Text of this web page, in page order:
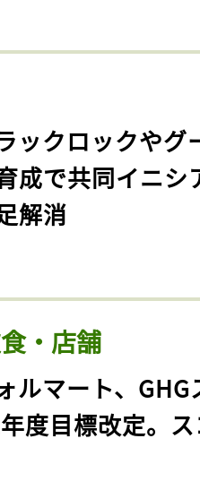
ックロックやグ
成で共同イニシ
解消
・店舗
ルマート、GHG
度目標改定。